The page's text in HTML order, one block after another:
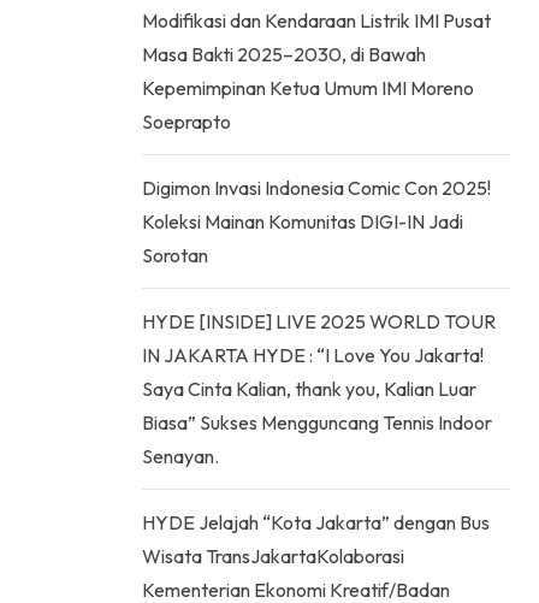
Modifikasi dan Kendaraan Listrik IMI Pusat
Masa Bakti 2025–2030, di Bawah
Kepemimpinan Ketua Umum IMI Moreno
Soeprapto
Digimon Invasi Indonesia Comic Con 2025!
Koleksi Mainan Komunitas DIGI-IN Jadi
Sorotan
HYDE [INSIDE] LIVE 2025 WORLD TOUR
IN JAKARTA HYDE : “I Love You Jakarta!
Saya Cinta Kalian, thank you, Kalian Luar
Biasa” Sukses Mengguncang Tennis Indoor
Senayan.
HYDE Jelajah “Kota Jakarta” dengan Bus
Wisata TransJakartaKolaborasi
Kementerian Ekonomi Kreatif/Badan